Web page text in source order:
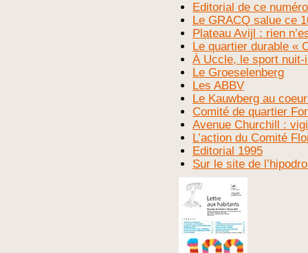
Editorial de ce
Le GRACQ salue ce
Plateau Avijl : rien
Le quartier durable «
À Uccle, le sport
Le Groeselenberg
Les ABBV
Le Kauwberg au
Comité de quartier
Avenue Churchill :
L’action du Comité
Editorial 1995
Sur le site de